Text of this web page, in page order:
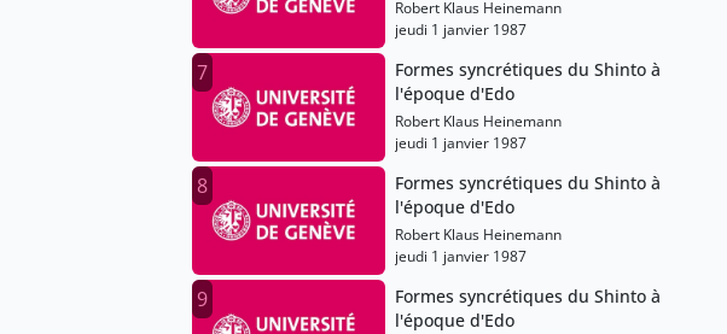
Robert Klaus Heinemann
jeudi 1 janvier 1987
7
Formes syncrétiques du Shinto à
l'époque d'Edo
Robert Klaus Heinemann
jeudi 1 janvier 1987
8
Formes syncrétiques du Shinto à
l'époque d'Edo
Robert Klaus Heinemann
jeudi 1 janvier 1987
9
Formes syncrétiques du Shinto à
l'époque d'Edo